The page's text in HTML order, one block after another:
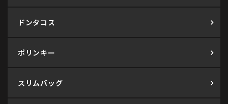
ドンタコス
ポリンキー
スリムバッグ